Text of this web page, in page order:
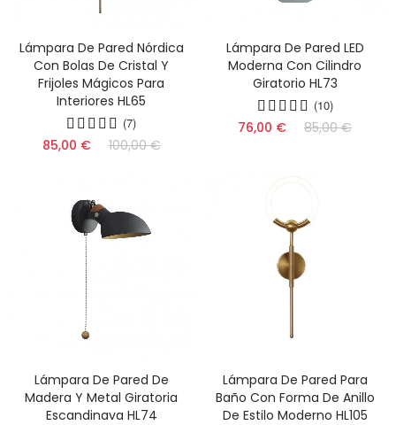
Lámpara De Pared Nórdica
Con Bolas De Cristal Y
Frijoles Mágicos Para
Interiores HL65
(7)
85,00 € 100,00 €
Lámpara De Pared LED
Moderna Con Cilindro
Giratorio HL73
(10)
76,00 € 85,00 €
Lámpara De Pared De
Madera Y Metal Giratoria
Escandinava HL74
Lámpara De Pared Para
Baño Con Forma De Anillo
De Estilo Moderno HL105